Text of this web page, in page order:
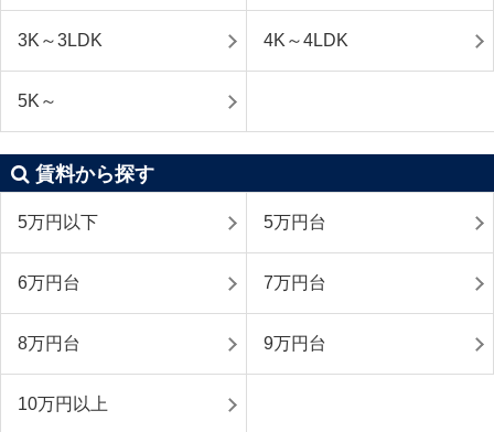
3K～3LDK 4K～4LDK
5K～
賃料から探す
5万円以下 5万円台
6万円台 7万円台
8万円台 9万円台
10万円以上